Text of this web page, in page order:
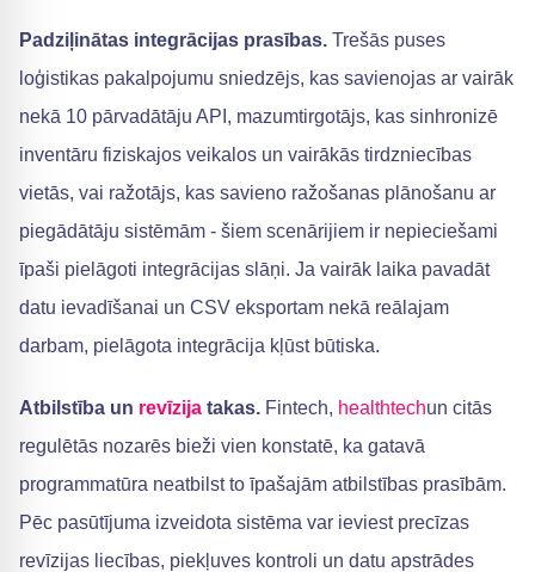
Padziļinātas integrācijas prasības. Trešās puses
loģistikas pakalpojumu sniedzējs, kas savienojas ar vairāk
nekā 10 pārvadātāju API, mazumtirgotājs, kas sinhronizē
inventāru fiziskajos veikalos un vairākās tirdzniecības
vietās, vai ražotājs, kas savieno ražošanas plānošanu ar
piegādātāju sistēmām - šiem scenārijiem ir nepieciešami
īpaši pielāgoti integrācijas slāņi. Ja vairāk laika pavadāt
datu ievadīšanai un CSV eksportam nekā reālajam
darbam, pielāgota integrācija kļūst būtiska.
Atbilstība un revīzija takas. Fintech, healthtechun citās
regulētās nozarēs bieži vien konstatē, ka gatavā
programmatūra neatbilst to īpašajām atbilstības prasībām.
Pēc pasūtījuma izveidota sistēma var ieviest precīzas
revīzijas liecības, piekļuves kontroli un datu apstrādes